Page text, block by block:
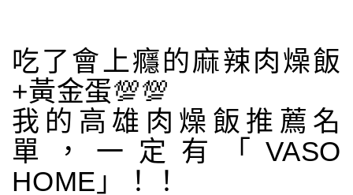
吃了會上癮的麻辣肉燥飯
+黃金蛋💯💯
我的高雄肉燥飯推薦名
單，一定有「VASO
HOME」！！